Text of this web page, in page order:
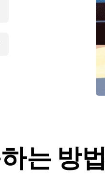
는 방법